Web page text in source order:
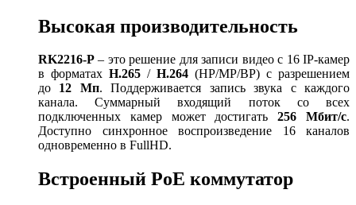
Высокая производительность
RK2216-P– это решение для записи видео с 16 IP-камер
в форматах H.265 / H.264 (HP/MP/BP) с разрешением
до 12 Мп. Поддерживается запись звука с каждого
канала. Суммарный входящий поток со всех
подключенных камер может достигать256 Мбит/с.
Доступно синхронное воспроизведение 16 каналов
одновременно в FullHD.
Встроенный PoE коммутатор